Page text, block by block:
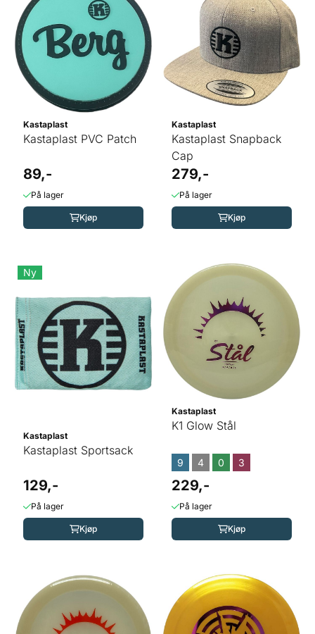
Kastaplast
Kastaplast PVC Patch
89,-
På lager
Kjøp
Kastaplast
Kastaplast Snapback
Cap
279,-
På lager
Kjøp
Ny
Kastaplast
Kastaplast Sportsack
129,-
På lager
Kjøp
Kastaplast
K1 Glow Stål
9 4 0 3
229,-
På lager
Kjøp